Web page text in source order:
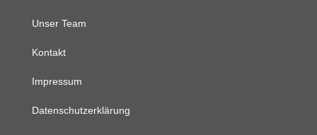
Unser Team
Kontakt
Impressum
Datenschutzerklärung